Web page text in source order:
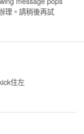
理。請稍後再試
住左